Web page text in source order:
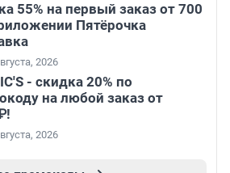
55% на первый заказ от 700
Пятёрочка
2026
- скидка 20% по
на любой заказ от
2026